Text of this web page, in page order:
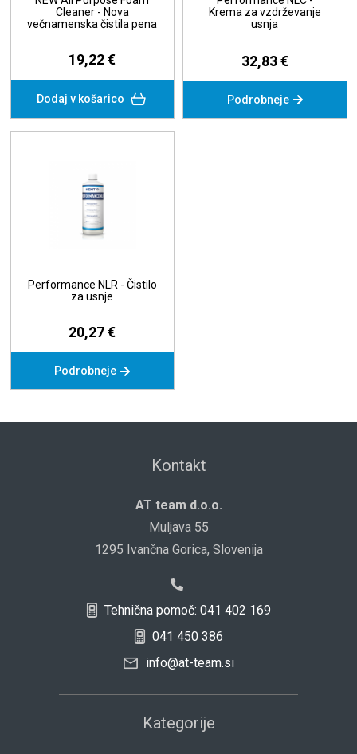
Cleaner - Nova
večnamenska čistila pena
19,22 €
Dodaj v košarico
Krema za vzdrževanje
usnja
32,83 €
Podrobneje
Performance NLR - Čistilo
za usnje
20,27 €
Podrobneje
Kontakt
AT team d.o.o.
Muljava 55
1295 Ivančna Gorica, Slovenija
Tehnična pomoč: 041 402 169
041 450 386
info@at-team.si
Kategorije